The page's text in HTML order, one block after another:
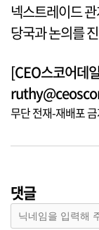
넥스트레이드
당국과 논의를
[CEO스코어데
무단 전재-재배포
댓글